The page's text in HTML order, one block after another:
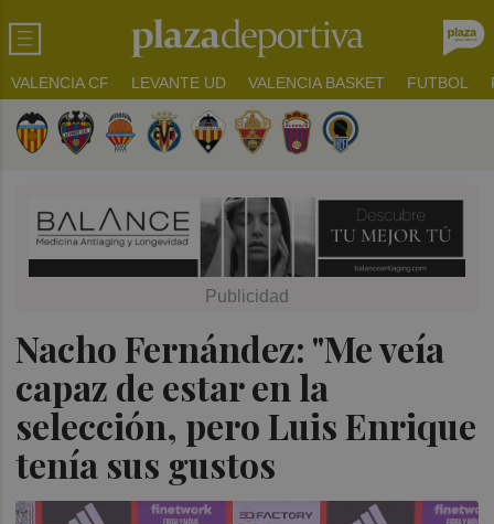
VALENCIA CF LEVANTE UD VALENCIA BASKET FUTBOL
Nacho Fernández: "Me veía
capaz de estar en la
selección, pero Luis Enrique
tenía sus gustos